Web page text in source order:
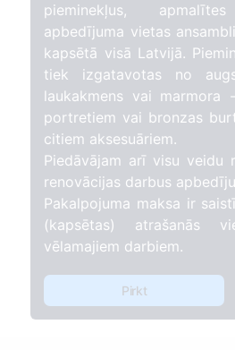
pieminekļus,
apbedījuma vietas
kapsētā visā Latvijā.
tiek izgatavotas no
laukakmens vai marmora
portretiem vai bronzas
citiem aksesuāriem.
Piedāvājam arī visu veidu
renovācijas darbus
Pakalpojuma maksa ir
(kapsētas) atrašanās
vēlamajiem darbiem.
Pirkt